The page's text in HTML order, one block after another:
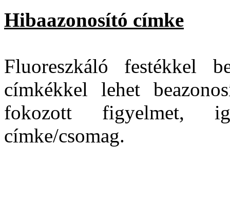
Hibaazonosító címke
Fluoreszkáló festékkel
címkékkel lehet
fokozott figyelmet,
címke/csomag.